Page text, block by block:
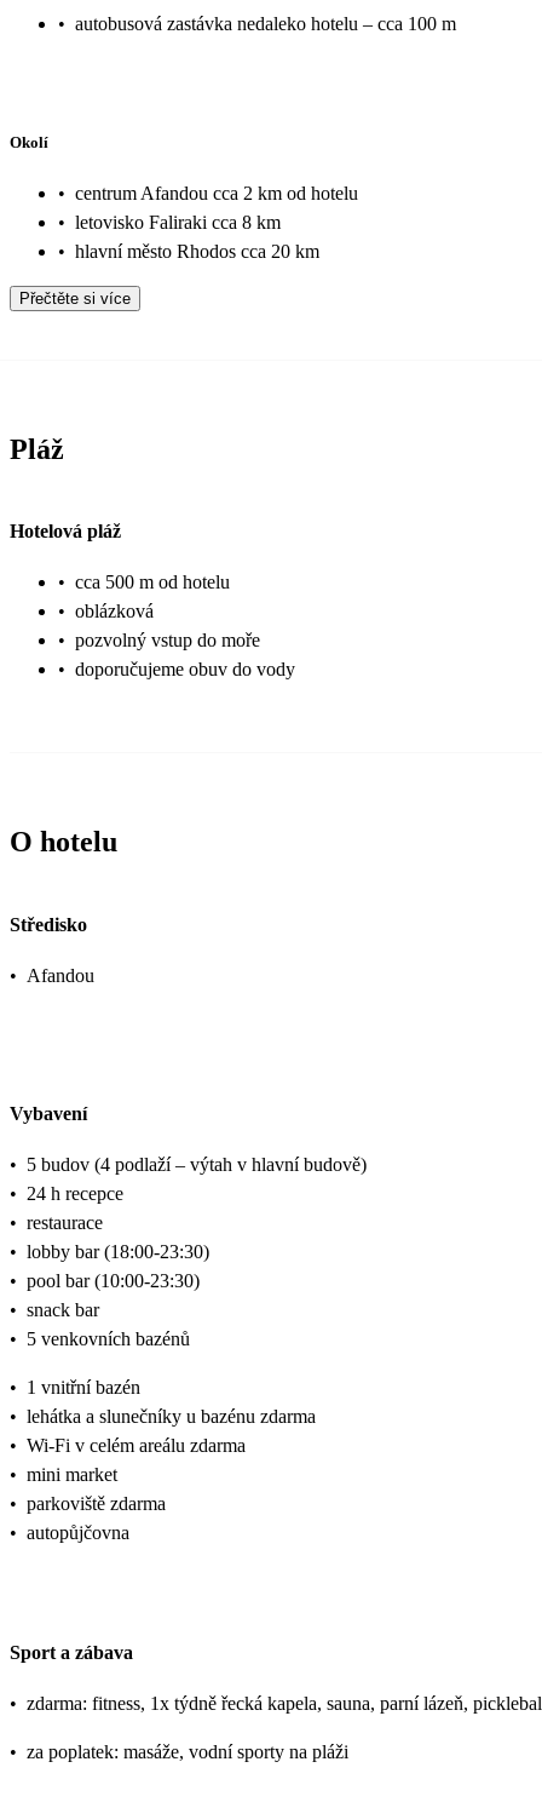
• autobusová zastávka nedaleko hotelu – cca 100 m
Okolí
• centrum Afandou cca 2 km od hotelu
• letovisko Faliraki cca 8 km
• hlavní město Rhodos cca 20 km
Přečtěte si více
Pláž
Hotelová pláž
• cca 500 m od hotelu
• oblázková
• pozvolný vstup do moře
• doporučujeme obuv do vody
O hotelu
Středisko
• Afandou
Vybavení
• 5 budov (4 podlaží – výtah v hlavní budově)
• 24 h recepce
• restaurace
• lobby bar (18:00-23:30)
• pool bar (10:00-23:30)
• snack bar
• 5 venkovních bazénů
• 1 vnitřní bazén
• lehátka a slunečníky u bazénu zdarma
• Wi-Fi v celém areálu zdarma
• mini market
• parkoviště zdarma
• autopůjčovna
Sport a zábava
• zdarma: fitness, 1x týdně řecká kapela, sauna, parní lázeň,
• za poplatek: masáže, vodní sporty na pláži